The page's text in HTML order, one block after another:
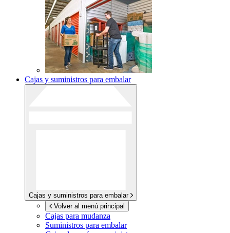
Cajas y suministros para embalar
Cajas y suministros para embalar
Volver al menú principal
Cajas para mudanza
Suministros para embalar